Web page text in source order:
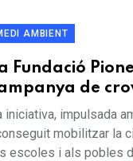
AMBIENT
Fundació
de
iniciativa, impulsada
mobilitzar la
escoles i als pobles